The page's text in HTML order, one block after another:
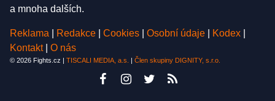
a mnoha dalších.
Reklama Redakce Cookies Osobní údaje Kodex
Kontakt
O nás
© 2026 Fights.cz | TISCALI MEDIA, a.s. | Člen skupiny DIGNITY, s.r.o.